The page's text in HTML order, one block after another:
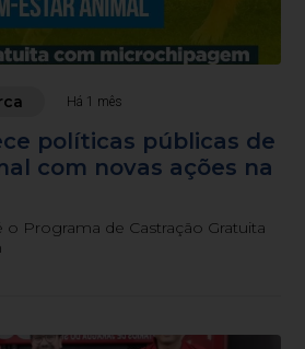
Há 1 mês
políticas públicas de
com novas ações na
o Programa de Castração Gratuita